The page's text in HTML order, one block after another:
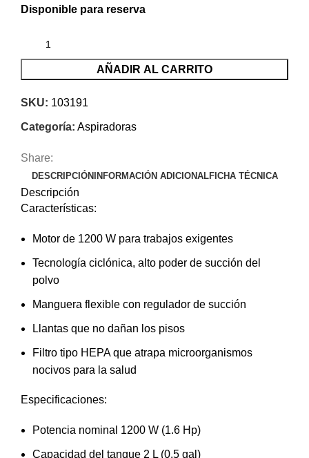
Disponible para reserva
AÑADIR AL CARRITO
SKU: 103191
Categoría: Aspiradoras
Share:
DESCRIPCIÓNINFORMACIÓN ADICIONALFICHA TÉCNICA
Descripción
Características:
Motor de 1200 W para trabajos exigentes
Tecnología ciclónica, alto poder de succión del
polvo
Manguera flexible con regulador de succión
Llantas que no dañan los pisos
Filtro tipo HEPA que atrapa microorganismos
nocivos para la salud
Especificaciones:
Potencia nominal 1200 W (1.6 Hp)
Capacidad del tanque 2 L (0.5 gal)